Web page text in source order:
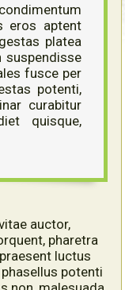
eros aptent
platea
suspendisse
fusce per
potenti,
curabitur
quisque,
auctor,
pharetra
luctus
potenti